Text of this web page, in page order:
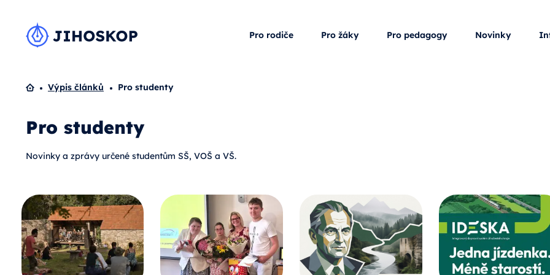
Pro rodiče Pro žáky Pro pedagogy Novinky
Domů
Výpis článků Pro studenty
Pro studenty
Novinky a zprávy určené studentům SŠ, VOŠ a VŠ.